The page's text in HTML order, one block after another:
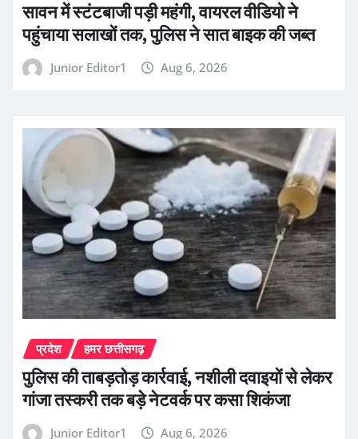
सावन में स्टंटबाजी पड़ी महंगी, वायरल वीडियो ने
पहुंचाया सलाखों तक, पुलिस ने सात बाइक की जब्त
Junior Editor1 Aug 6, 2026
प्रदेश हमर छत्तीसगढ़
पुलिस की ताबड़तोड़ कार्रवाई, नशीली दवाइयों से लेकर
गांजा तस्करी तक बड़े नेटवर्क पर कसा शिकंजा
Junior Editor1 Aug 6, 2026